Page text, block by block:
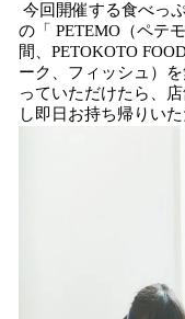
今回開催する食べっ
の「 PETEMO（ペテ
間、PETOKOTO
ーク、フィッシュ）
っていただけたら、
し即日お持ち帰りい